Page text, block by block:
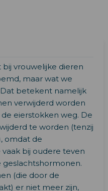
vrouwelijke dieren
maar wat we
betekent namelijk
verwijderd worden
eierstokken weg. De
te worden (tenzij
omdat de
bij oudere teven
(die door de
er niet meer zijn,